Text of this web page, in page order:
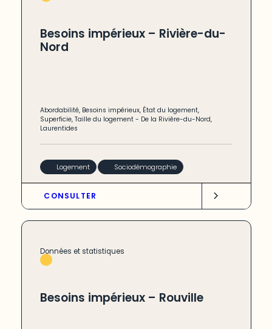
Besoins impérieux – Rivière-du-
Nord
Abordabilité, Besoins impérieux, État du logement,
Superficie,Taille du logement - De la Rivière-du-Nord,
Laurentides
Logement Sociodémographie
CONSULTER
Données et statistiques
Besoins impérieux – Rouville